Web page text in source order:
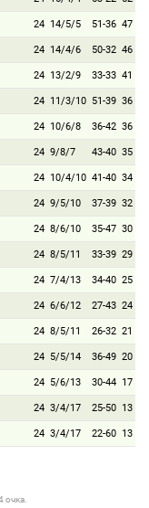
24 14/5/5 51-36 47
24 14/4/6 50-32 46
24 13/2/9 33-33 41
24 11/3/10 51-39 36
24 10/6/8 36-42 36
24 9/8/7 43-40 35
24 10/4/10 41-40 34
24 9/5/10 37-39 32
24 8/6/10 35-47 30
24 8/5/11 33-39 29
24 7/4/13 34-40 25
24 6/6/12 27-43 24
24 8/5/11 26-32 21
24 5/5/14 36-49 20
24 5/6/13 30-44 17
24 3/4/17 25-50 13
24 3/4/17 22-60 13
очка.